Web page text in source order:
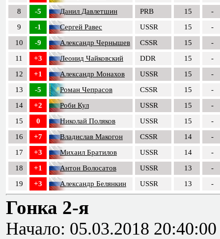
8
-5 Данил Давлетшин PRB 15
-
9
-1 Сергей Равес USSR 15
-
10
-9 Александр Чернышев CSSR 15
-
11
+3 Леонид Чайковский DDR 15
-
12
+1 Александр Монахов USSR 15
-
13
-5 Роман Чепрасов CSSR 15
-
14
+2 Роби Кул USSR 15
-
15
0 Николай Поляков USSR 15
-
16
+7 Владислав Макогон CSSR 14
-
17
+3 Михаил Братилов USSR 14
-
18
+1 Антон Волосатов USSR 13
-
19
+3 Александр Белянкин USSR 13 -
Гонка 2-я
Начало: 05.03.2018 20:40:00